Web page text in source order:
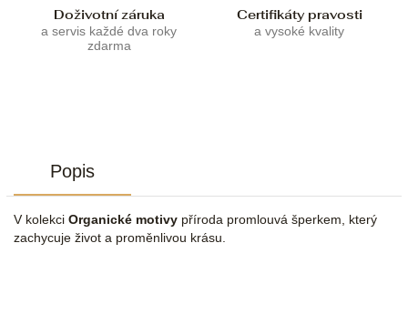
Doživotní záruka
a servis každé dva roky
zdarma
Certifikáty pravosti
a vysoké kvality
Popis
V kolekci Organické motivy příroda promlouvá šperkem, který
zachycuje život a proměnlivou krásu.